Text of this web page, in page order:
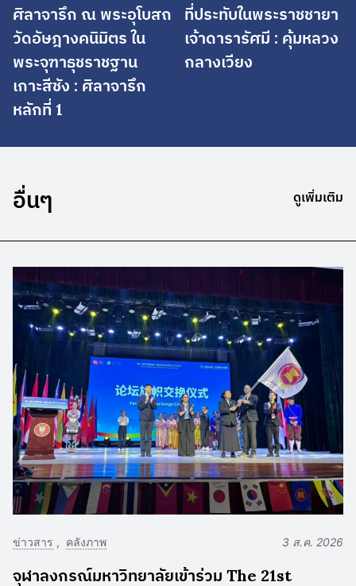
ศิลาจารึก ณ พระอุโบสถ
วัดอัษฎางคนิมิตร ใน
พระจุฑาธุชราชฐาน
เกาะสีชัง : ศิลาจารึก
หลักที่ 1
ที่ประทับในพระราชชายา
เจ้าดารารัศมี : คุ้มหลวง
กลางเวียง
อื่นๆ ดูเพิ่มเติม
ข่าวสาร คลังภาพ 3 ส.ค. 2026
จุฬาลงกรณ์มหาวิทยาลัยเข้าร่วม The 21st